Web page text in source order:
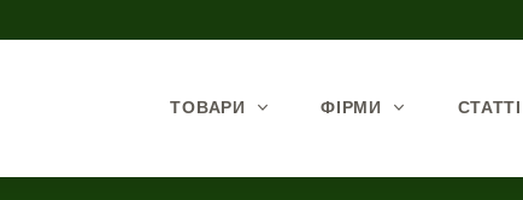
ТОВАРИ ФІРМИ СТАТТІ